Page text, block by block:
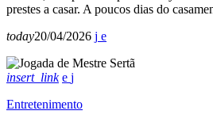
prestes a casar. A poucos dias do
today20/04/2026
insert_link
Entretenimento